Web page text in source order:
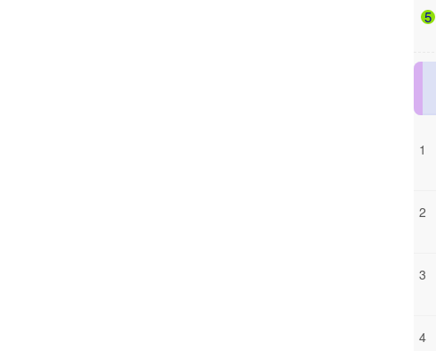
5
1
2
3
4